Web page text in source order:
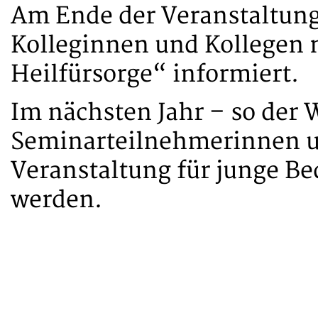
Am Ende der
Kolleginnen und Kollegen
Heilfürsorge“ informiert.
Im nächsten Jahr – so der
Seminarteilnehmerinnen
Veranstaltung für junge
werden.